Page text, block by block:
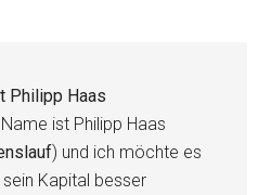
Philipp Haas
ist Philipp Haas
) und ich möchte es
Kapital besser